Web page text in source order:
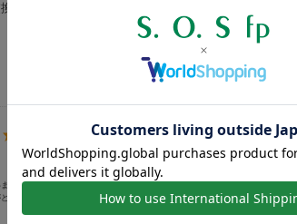
についてはこちら
す
の程度か分からなかったがちょうど良い輝きでした！